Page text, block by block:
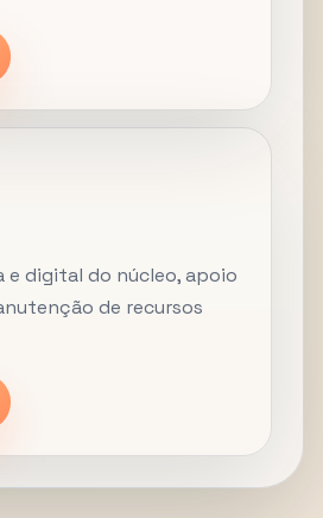
e digital do núcleo, apoio
de recursos